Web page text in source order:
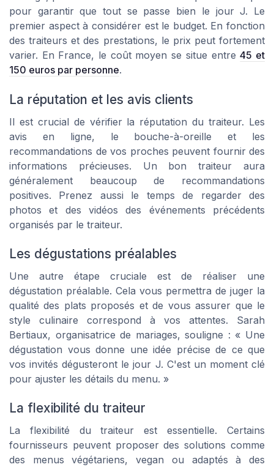
pour garantir que tout se passe bien le jour J. Le
premier aspect à considérer est le budget. En fonction
des traiteurs et des prestations, le prix peut fortement
varier. En France, le coût moyen se situe entre45 et
150 euros par personne.
La réputation et les avis clients
Il est crucial de vérifier la réputation du traiteur. Les
avis en ligne, le bouche-à-oreille et les
recommandations de vos proches peuvent fournir des
informations précieuses. Un bon traiteur aura
généralement beaucoup de recommandations
positives. Prenez aussi le temps de regarder des
photos et des vidéos des événements précédents
organisés par le traiteur.
Les dégustations préalables
Une autre étape cruciale est de réaliser une
dégustation préalable. Cela vous permettra de juger la
qualité des plats proposés et de vous assurer que le
style culinaire correspond à vos attentes. Sarah
Bertiaux, organisatrice de mariages, souligne : « Une
dégustation vous donne une idée précise de ce que
vos invités dégusteront le jour J. C'est un moment clé
pour ajuster les détails du menu. »
La flexibilité du traiteur
La flexibilité du traiteur est essentielle. Certains
fournisseurs peuvent proposer des solutions comme
des menus végétariens, vegan ou adaptés à des